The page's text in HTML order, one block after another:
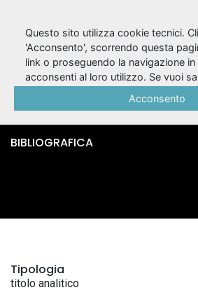
I promessi
Maria
BIBLIOGRAFICA
Tipologia
titolo analitico
Questo sito utilizza cookie tecnici.
'Acconsento', scorrendo questa
link o proseguendo la navigazione in
acconsenti al loro utilizzo. Se vuoi
Acconsento